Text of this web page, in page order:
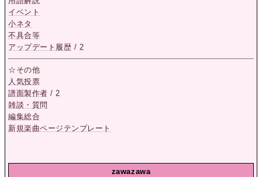
イベント
小ネタ
不具合等
アップデート履歴 / 2
☆その他
人気投票
譜面製作者 / 2
雑談・質問
編集総合
新規楽曲ページテンプレート
zawazawa